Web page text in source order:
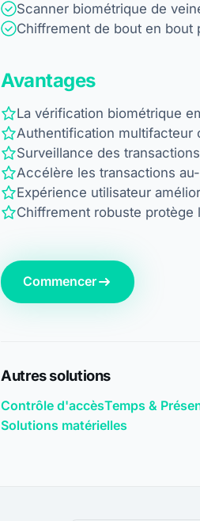
Scanner biométrique de
Chiffrement de bout en bout
Avantages
La vérification biométrique
Authentification multifacteur
Surveillance des
Accélère les transactions
Expérience utilisateur
Chiffrement robuste
Commencer
Autres solutions
Contrôle d'accèsTemps &
Solutions matérielles